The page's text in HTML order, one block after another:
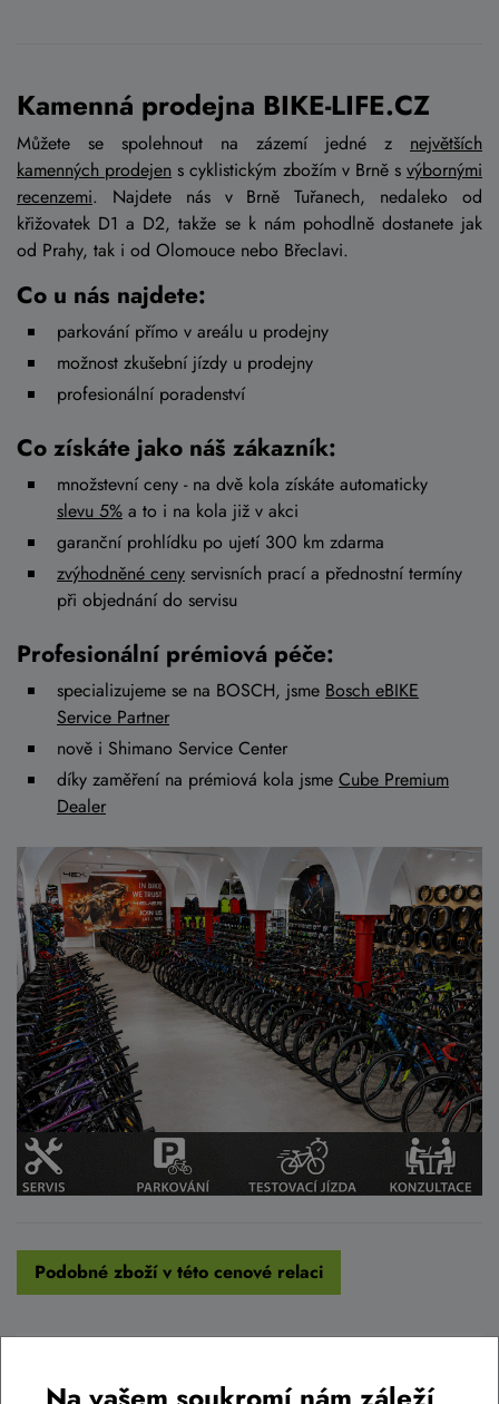
Kamenná prodejna BIKE-LIFE.CZ
Můžete se spolehnout na zázemí jedné z největších
kamenných prodejen s cyklistickým zbožím v Brně s výbornými
recenzemi. Najdete nás v Brně Tuřanech, nedaleko od
křižovatek D1 a D2, takže se k nám pohodlně dostanete jak
od Prahy, tak i od Olomouce nebo Břeclavi.
Co u nás najdete:
parkování přímo v areálu u prodejny
možnost zkušební jízdy u prodejny
profesionální poradenství
Co získáte jako náš zákazník:
množstevní ceny - na dvě kola získáte automaticky
slevu 5% a to i na kola již v akci
garanční prohlídku po ujetí 300 km zdarma
zvýhodněné ceny servisních prací a přednostní termíny
při objednání do servisu
Profesionální prémiová péče:
specializujeme se na BOSCH, jsme Bosch eBIKE
Service Partner
nově i Shimano Service Center
díky zaměření na prémiová kola jsme Cube Premium
Dealer
Podobné zboží v této cenové relaci